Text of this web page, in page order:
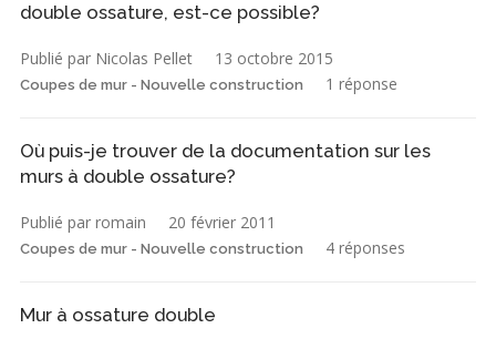
double ossature, est-ce possible?
Publié par Nicolas Pellet 13 octobre 2015
Coupes de mur - Nouvelle construction 1 réponse
Où puis-je trouver de la documentation sur les
murs à double ossature?
Publié par romain 20 février 2011
Coupes de mur - Nouvelle construction 4 réponses
Mur à ossature double